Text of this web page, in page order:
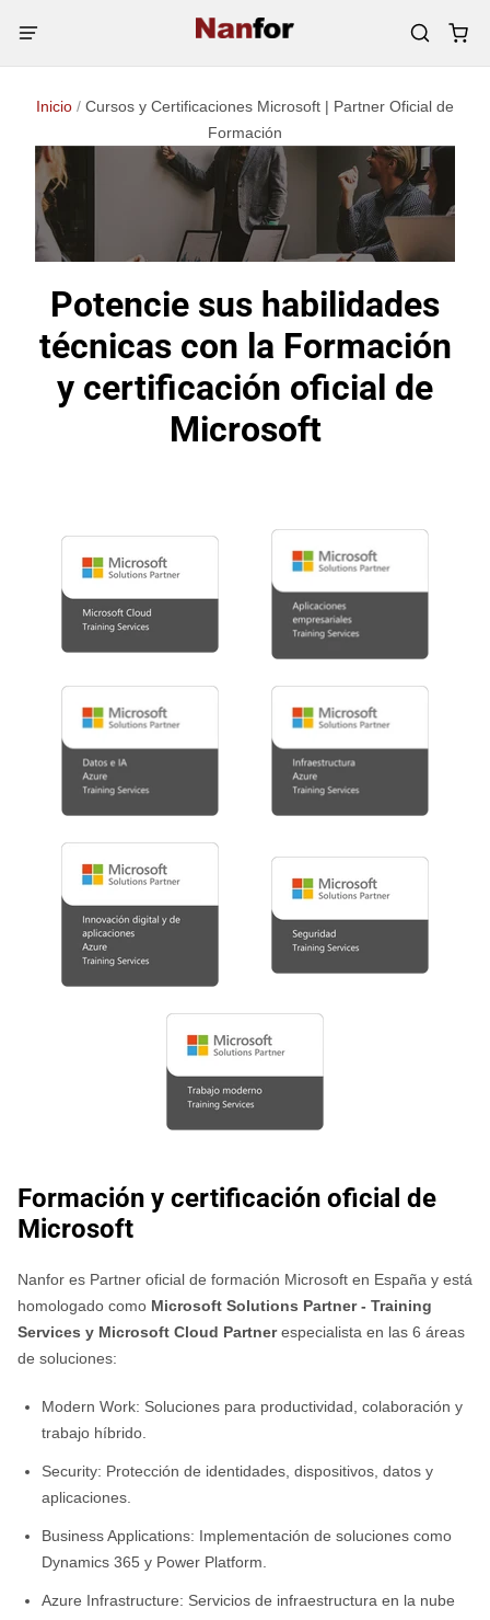
Inicio / Cursos y Certificaciones Microsoft | Partner Oficial de
Formación
Potencie sus habilidades
técnicas con la Formación
y certificación oficial de
Microsoft
Formación y certificación oficial de
Microsoft
Nanfor es Partner oficial de formación Microsoft en España y está
homologado como Microsoft Solutions Partner - Training
Services y Microsoft Cloud Partnerespecialista en las 6 áreas
de soluciones:
Modern Work: Soluciones para productividad, colaboración y
trabajo híbrido.
Security: Protección de identidades, dispositivos, datos y
aplicaciones.
Business Applications: Implementación de soluciones como
Dynamics 365 y Power Platform.
Azure Infrastructure: Servicios de infraestructura en la nube